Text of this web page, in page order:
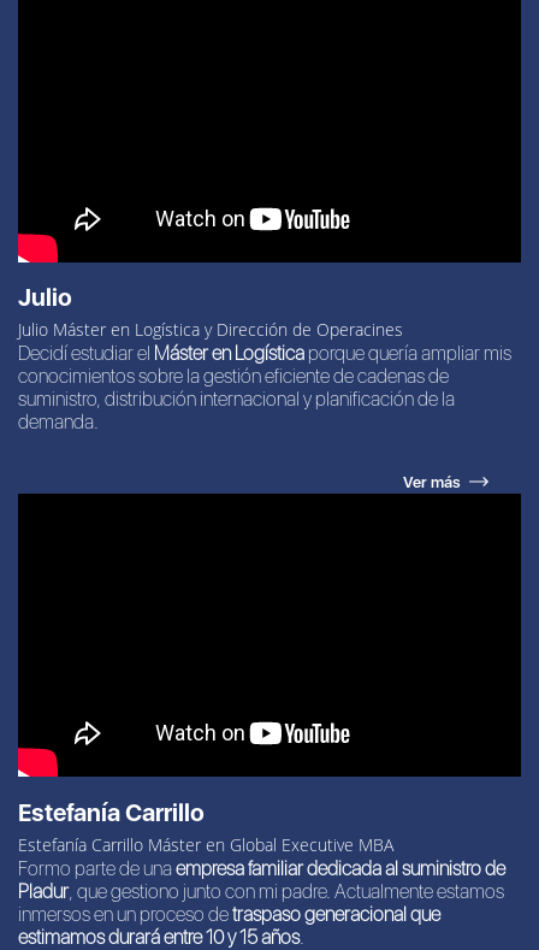
Julio
Julio Máster en Logística y Dirección de Operacines
Decidí estudiar el Máster en Logísticaporque quería ampliar mis
conocimientos sobre la gestión eficiente de cadenas de
suministro, distribución internacional y planificación de la
demanda.
Ver más
Estefanía Carrillo
Estefanía Carrillo Máster en Global Executive MBA
Formo parte de unaempresa familiar dedicada al suministro de
Pladur, que gestiono junto con mi padre. Actualmente estamos
inmersos en un proceso detraspaso generacional que
estimamos durará entre 10 y 15 años.